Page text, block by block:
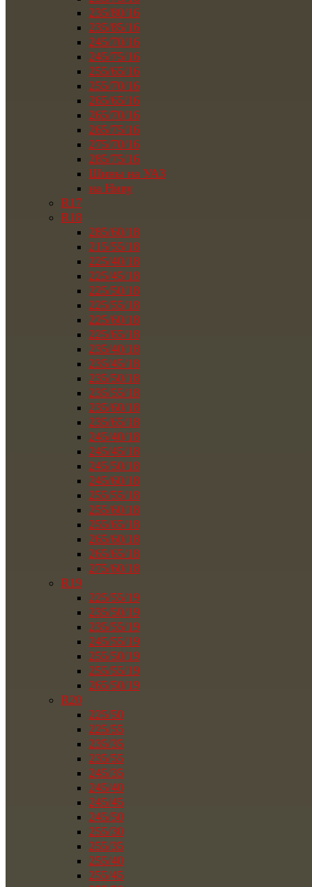
235/80/16
235/85/16
245/70/16
245/75/16
255/65/16
255/70/16
265/65/16
265/70/16
265/75/16
275/70/16
285/75/16
Шины на УАЗ
на Ниву
R17
R18
285/60/18
215/55/18
225/40/18
225/45/18
225/50/18
225/55/18
225/60/18
225/65/18
235/40/18
235/45/18
235/50/18
235/55/18
235/60/18
235/65/18
245/40/18
245/45/18
245/50/18
245/60/18
255/55/18
255/60/18
255/65/18
265/60/18
265/65/18
275/60/18
R19
225/55/19
235/50/19
235/55/19
245/55/19
255/50/19
255/55/19
265/50/19
R20
225/50
225/55
235/35
235/55
245/35
245/40
245/45
245/50
255/30
255/35
255/40
255/45